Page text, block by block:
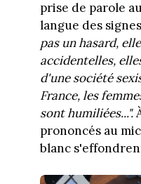
prise de parole
langue des
pas un hasard,
accidentelles,
d'une société
France, les
sont humiliées...".
prononcés au
blanc